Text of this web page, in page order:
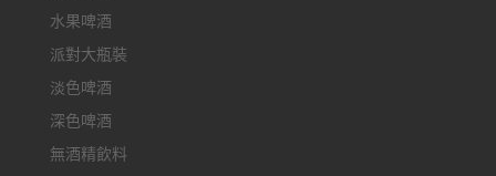
水果啤酒
派對大瓶裝
淡色啤酒
深色啤酒
無酒精飲料